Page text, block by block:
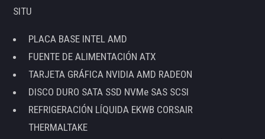
SITU
PLACA BASE INTEL AMD
FUENTE DE ALIMENTACIÓN ATX
TARJETA GRÁFICA NVIDIA AMD RADEON
DISCO DURO SATA SSD NVMe SAS SCSI
REFRIGERACIÓN LÍQUIDA EKWB CORSAIR
THERMALTAKE